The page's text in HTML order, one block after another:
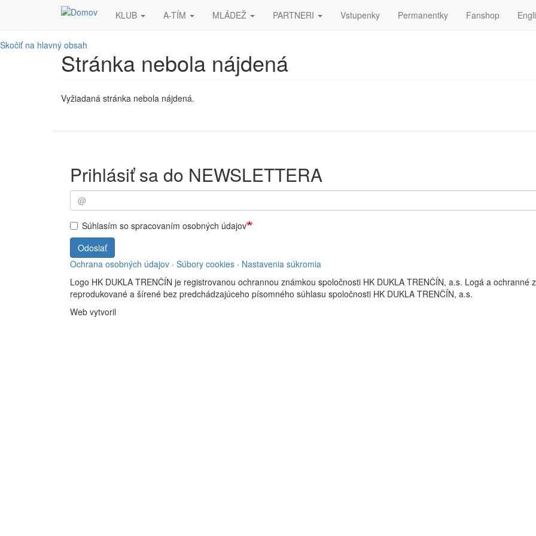
Skočiť na hlavný obsah
KLUB A-TÍM MLÁDEŽ PARTNERI Vstupenky Permanentky Fanshop
Stránka nebola nájdená
Vyžiadaná stránka nebola nájdená.
Prihlásiť sa do NEWSLETTERA
Súhlasím so spracovaním osobných údajov
Odoslať
Ochrana osobných údajov · Súbory cookies · Nastavenia súkromia
Logo HK DUKLA TRENČÍN je registrovanou ochrannou známkou spoločnosti HK DUKLA TRENČÍN, a.s. Logá a ochranné
reprodukované a šírené bez predchádzajúceho písomného súhlasu spoločnosti HK DUKLA TRENČÍN, a.s.
Web vytvoril